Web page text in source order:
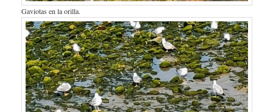
Gaviotas en la orilla.